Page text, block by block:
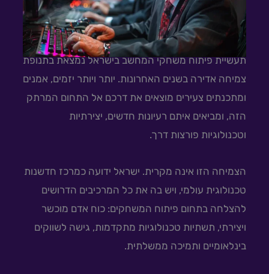
תעשיית פיתוח משחקי המחשב בישראל נמצאת בתנופת
צמיחה אדירה בשנים האחרונות. יותר ויותר יזמים, אמנים
ומתכנתים צעירים מוצאים את דרכם אל התחום המרתק
הזה, ומביאים איתם רעיונות חדשים, יצירתיות
וטכנולוגיות פורצות דרך.
הצמיחה הזו אינה מקרית. ישראל ידועה כמרכז חדשנות
טכנולוגית עולמי, ויש בה את כל המרכיבים הדרושים
להצלחה בתחום פיתוח המשחקים: כוח אדם מוכשר
ויצירתי, תשתיות טכנולוגיות מתקדמות, גישה לשווקים
בינלאומיים ותמיכה ממשלתית.